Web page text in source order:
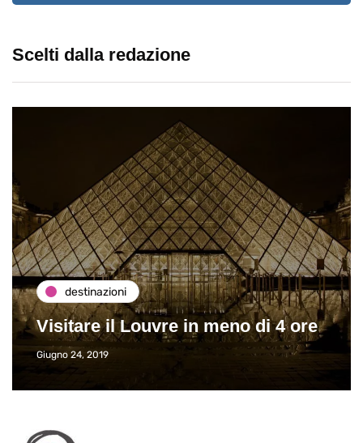
Scelti dalla redazione
destinazioni
Visitare il Louvre in meno di 4 ore
Giugno 24, 2019